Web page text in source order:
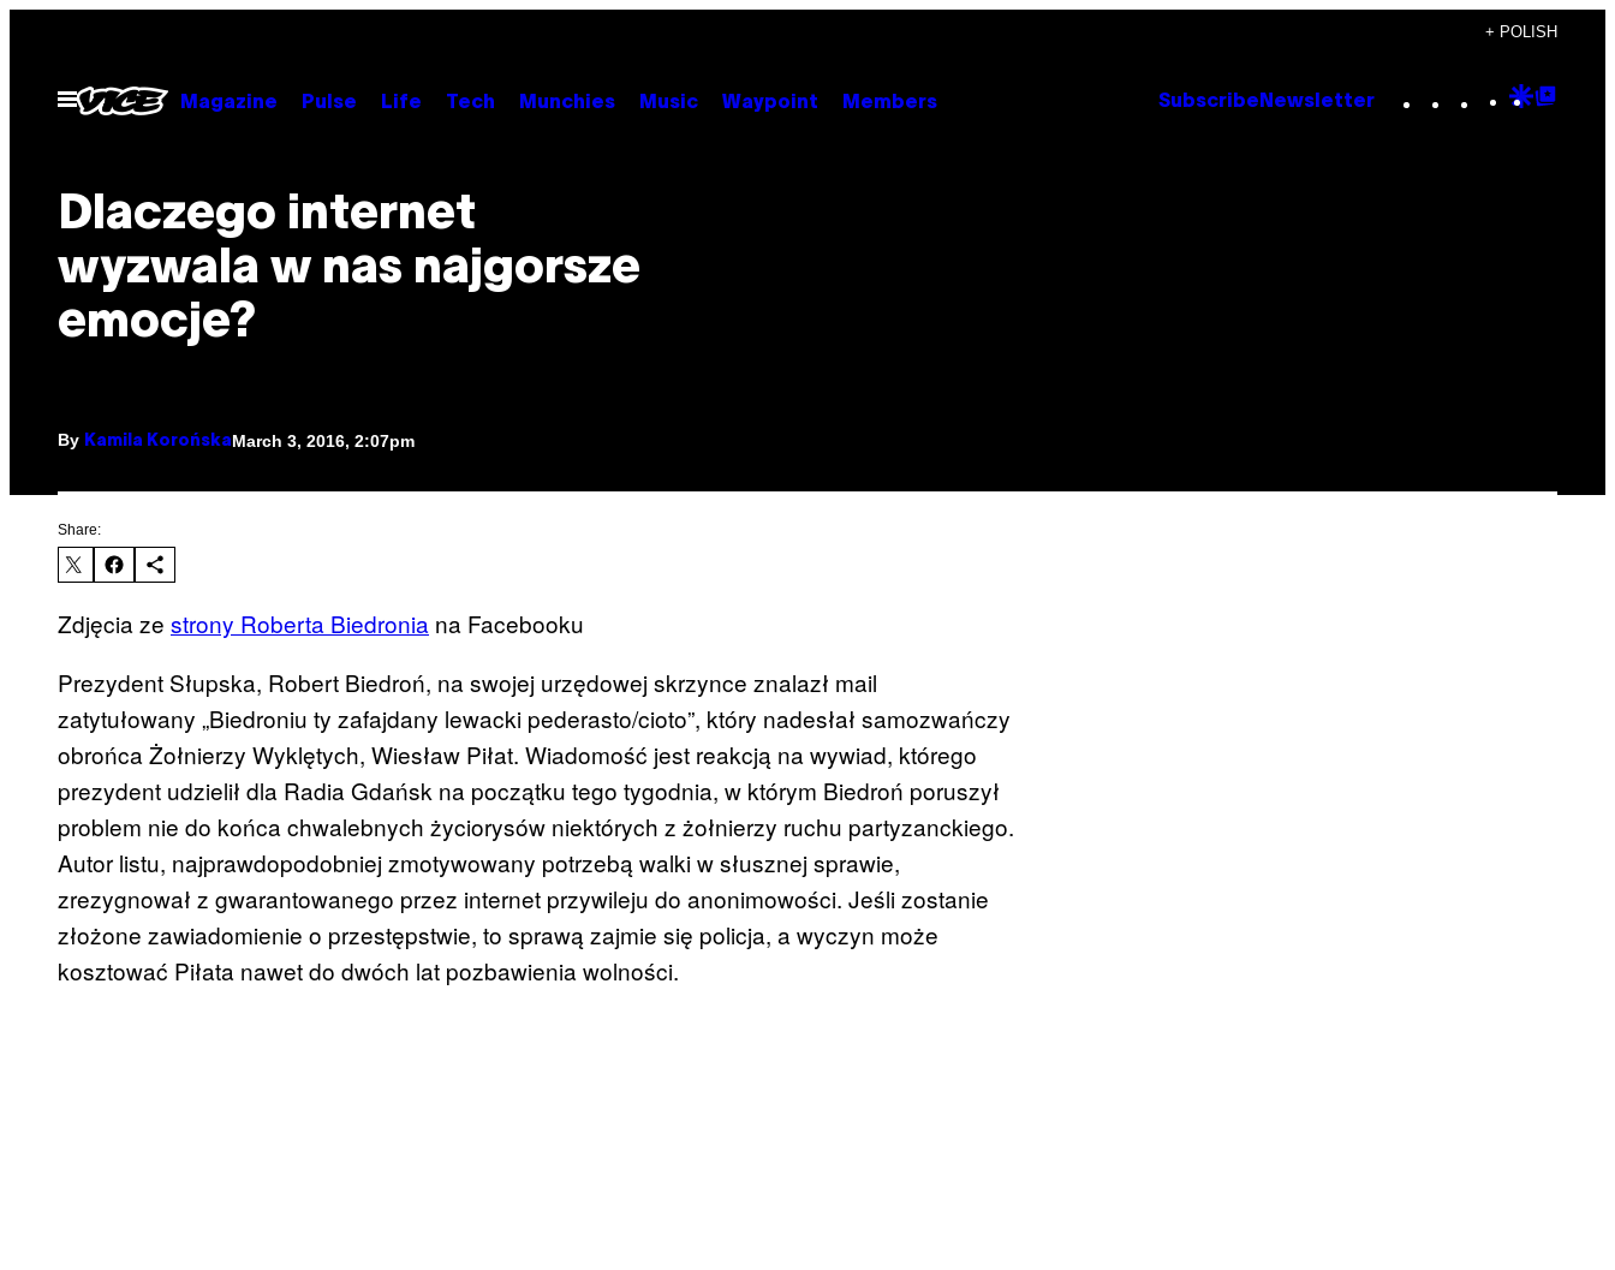
content
+ POLISH
Open
Menu
Magazine Pulse Life Tech Munchies Music Waypoint Members Subscribe Newsletter Instagram
TikTok
YouTube
Google
Dlaczego internet
wyzwala w nas najgorsze
emocje?
By Kamila KorońskaMarch 3, 2016, 2:07pm
Share:
Zdjęcia ze strony Roberta Biedronia na Facebooku
Prezydent Słupska, Robert Biedroń, na swojej urzędowej skrzynce znalazł mail
zatytułowany „Biedroniu ty zafajdany lewacki pederasto/cioto”, który nadesłał samozwańczy
obrońca Żołnierzy Wyklętych, Wiesław Piłat. Wiadomość jest reakcją na wywiad, którego
prezydent udzielił dla Radia Gdańsk na początku tego tygodnia, w którym Biedroń poruszył
problem nie do końca chwalebnych życiorysów niektórych z żołnierzy ruchu partyzanckiego.
Autor listu, najprawdopodobniej zmotywowany potrzebą walki w słusznej sprawie,
zrezygnował z gwarantowanego przez internet przywileju do anonimowości. Jeśli zostanie
złożone zawiadomienie o przestępstwie, to sprawą zajmie się policja, a wyczyn może
kosztować Piłata nawet do dwóch lat pozbawienia wolności.